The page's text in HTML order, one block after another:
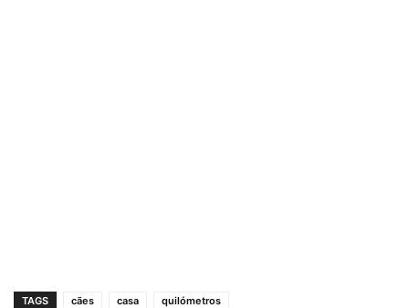
TAGS cães casa quilómetros